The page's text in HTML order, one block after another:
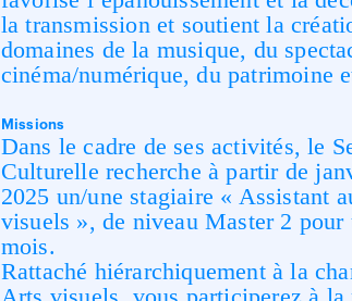
la transmission et soutient la
domaines de la musique, du
cinéma/numérique, du patrimoine
Missions
Dans le cadre de ses activités, le
Culturelle recherche à partir de
2025 un/une stagiaire « Assistant
visuels », de niveau Master 2 pour
mois.
Rattaché hiérarchiquement à la